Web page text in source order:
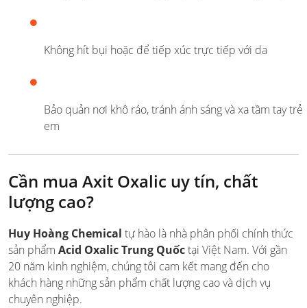
Không hít bụi hoặc để tiếp xúc trực tiếp với da
Bảo quản nơi khô ráo, tránh ánh sáng và xa tầm tay trẻ
em
Cần mua Axit Oxalic uy tín, chất
lượng cao?
Huy Hoàng Chemical tự hào là nhà phân phối chính thức
sản phẩm Acid Oxalic Trung Quốctại Việt Nam. Với gần
20 năm kinh nghiệm, chúng tôi cam kết mang đến cho
khách hàng những sản phẩm chất lượng cao và dịch vụ
chuyên nghiệp.